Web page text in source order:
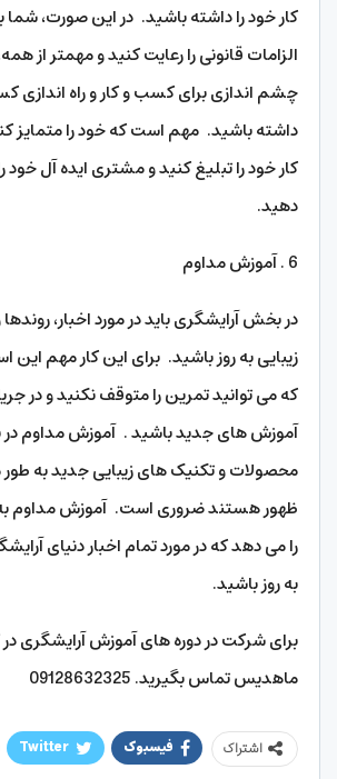
کار خود را داشته باشید. در این صورت،
الزامات قانونی را رعایت کنید و مهمتر از
چشم اندازی برای کسب و کار و راه اندازی
داشته باشید. مهم است که خود را متمایز
کار خود را تبلیغ کنید و مشتری ایده آل خود
دهید.
6 . آموزش مداوم
در بخش آرایشگری باید در مورد اخبار،
زیبایی به روز باشید. برای این کار مهم
که می توانید تمرین را متوقف نکنید و در
آموزش های جدید باشید . آموزش مداوم در
محصولات و تکنیک های زیبایی جدید به
ظهور هستند ضروری است. آموزش مداوم
را می دهد که در مورد تمام اخبار دنیای
به روز باشید.
برای شرکت در دوره های آموزش آرایشگری در
ماهدیس تماس بگیرید. 09128632325
اشتراک فیسبوک Twitter